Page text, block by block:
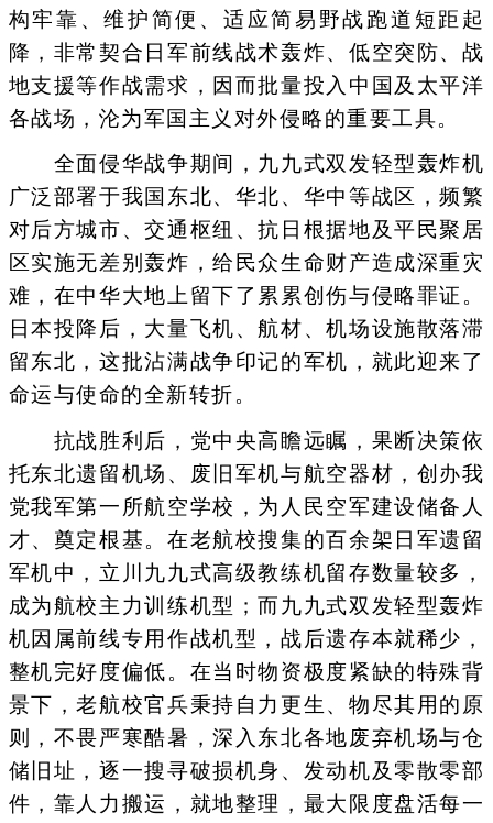
构牢靠、维护简便、适应简易野战跑道短距起
降，非常契合日军前线战术轰炸、低空突防、战
地支援等作战需求，因而批量投入中国及太平洋
各战场，沦为军国主义对外侵略的重要工具。
全面侵华战争期间，九九式双发轻型轰炸机
广泛部署于我国东北、华北、华中等战区，频繁
对后方城市、交通枢纽、抗日根据地及平民聚居
区实施无差别轰炸，给民众生命财产造成深重灾
难，在中华大地上留下了累累创伤与侵略罪证。
日本投降后，大量飞机、航材、机场设施散落滞
留东北，这批沾满战争印记的军机，就此迎来了
命运与使命的全新转折。
抗战胜利后，党中央高瞻远瞩，果断决策依
托东北遗留机场、废旧军机与航空器材，创办我
党我军第一所航空学校，为人民空军建设储备人
才、奠定根基。在老航校搜集的百余架日军遗留
军机中，立川九九式高级教练机留存数量较多，
成为航校主力训练机型；而九九式双发轻型轰炸
机因属前线专用作战机型，战后遗存本就稀少，
整机完好度偏低。在当时物资极度紧缺的特殊背
景下，老航校官兵秉持自力更生、物尽其用的原
则，不畏严寒酷暑，深入东北各地废弃机场与仓
储旧址，逐一搜寻破损机身、发动机及零散零部
件，靠人力搬运，就地整理，最大限度盘活每一